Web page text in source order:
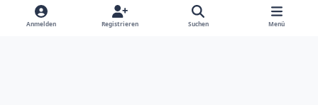
Heller Modus
Dunkler Modus
Systemeinstellung
Anmelden Registrieren Suchen Menü